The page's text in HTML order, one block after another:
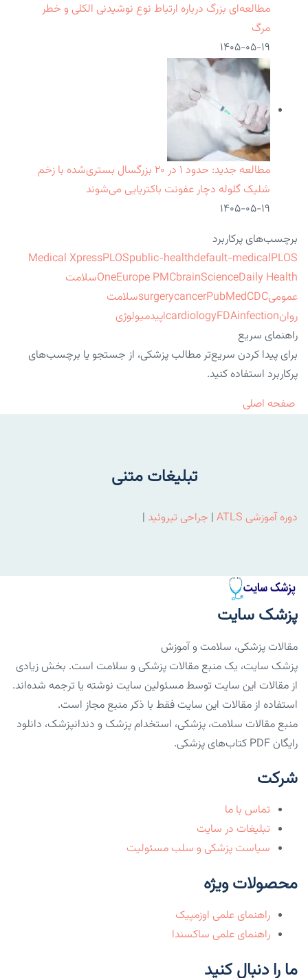
مطالعه‌ای بزرگ درباره ارتباط نوع نوشیدنی الکلی و خطر
مرگ
۱۴۰۵-۰۵-۱۹
مطالعه جدید: حدود ۱ در ۲۰ بزرگسال بستری‌شده با زخم
شلیک گلوله دچار عفونت باکتریایی می‌شوند
۱۴۰۵-۰۵-۱۹
برچسب‌های پرکاربرد
Medical XpressPLOSpublic-healthdefault-medicalPLOS
OneEurope PMCbrainScienceDaily Health
سلامت
عمومی
surgerycancerPubMedCDC
سلامت
روان
cardiologyFDAinfection
اپیدمیولوژی
راهنمای سریع
برای پیدا کردن سریع‌تر مطالب پزشکی، از جستجو یا برچسب‌های
پرکاربرد استفاده کنید.
صفحه اصلی
تبلیغات متنی
دوره آموزشی ATLS | جراحی تیروئید |
پزشک سایت
مقالات پزشکی، سلامت و آموزش
پزشک سایت، یک منبع مقالات پزشکی و سلامت است. بخش زیادی
از مقالات این سایت توسط مسئولین سایت نوشته یا ترجمه شده‌اند.
استفاده از مقالات این سایت فقط با ذکر منبع مجاز است.
منبع مقالات سلامت، پزشکی، استخدام پزشک و دندانپزشک، دانلود
رایگان PDF کتاب‌های پزشکی.
شرکت
تماس با ما
تبلیغات در سایت
سیاست پزشکی و سلب مسئولیت
محصولات ویژه
راهنمای علمی اوزمپیک
راهنمای علمی ساکسندا
ما را دنبال کنید